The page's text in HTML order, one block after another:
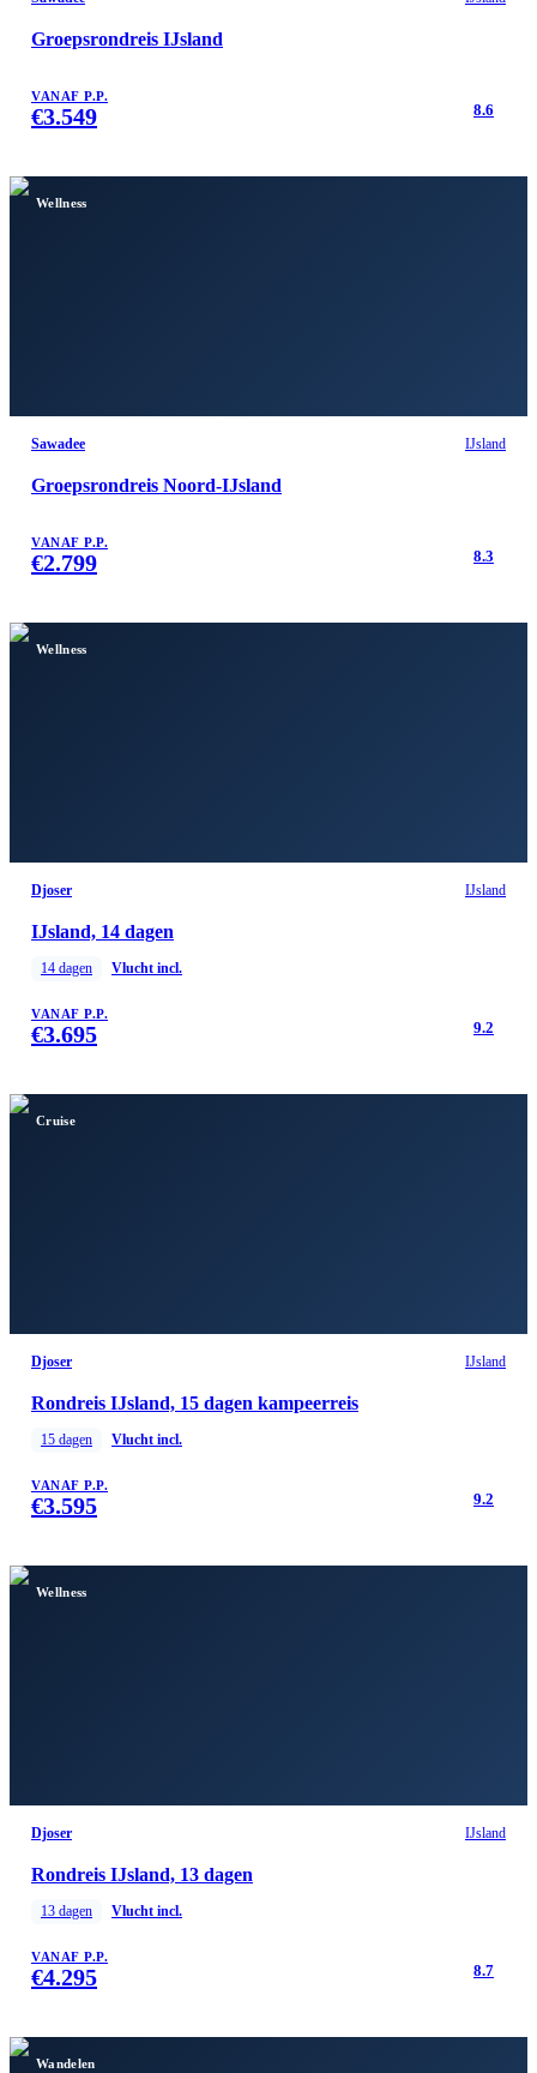
Groepsrondreis IJsland
VANAF P.P.
€3.549 8.6
Wellness
Sawadee IJsland
Groepsrondreis Noord-IJsland
VANAF P.P.
€2.799 8.3
Wellness
Djoser IJsland
IJsland, 14 dagen
14 dagen Vlucht incl.
VANAF P.P.
€3.695 9.2
Cruise
Djoser IJsland
Rondreis IJsland, 15 dagen kampeerreis
15 dagen Vlucht incl.
VANAF P.P.
€3.595 9.2
Wellness
Djoser IJsland
Rondreis IJsland, 13 dagen
13 dagen Vlucht incl.
VANAF P.P.
€4.295 8.7
Wandelen